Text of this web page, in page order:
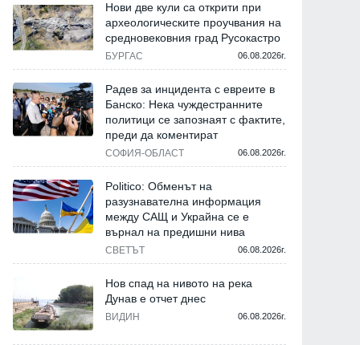
Нови две кули са открити при
археологическите проучвания на
средновековния град Русокастро
БУРГАС 06.08.2026г.
Радев за инцидента с евреите в
Банско: Нека чуждестранните
политици се запознаят с фактите,
преди да коментират
СОФИЯ-ОБЛАСТ 06.08.2026г.
Politico: Обменът на
разузнавателна информация
между САЩ и Украйна се е
върнал на предишни нива
СВЕТЪТ 06.08.2026г.
Нов спад на нивото на река
Дунав е отчет днес
ВИДИН 06.08.2026г.